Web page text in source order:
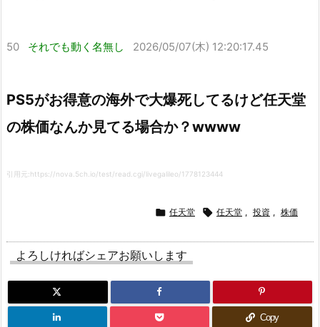
50 それでも動く名無し 2026/05/07(木) 12:20:17.45
PS5がお得意の海外で大爆死してるけど任天堂
の株価なんか見てる場合か？wwww
引用元:https://nova.5ch.io/test/read.cgi/livegalileo/1778123444
 任天堂  任天堂 , 投資 , 株価
よろしければシェアお願いします
Copy